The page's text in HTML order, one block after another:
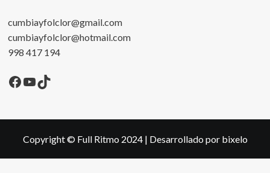
cumbiayfolclor@gmail.com
cumbiayfolclor@hotmail.com
998 417 194
Facebook
YouTube
TikTok
Copyright © Full Ritmo 2024 | Desarrollado por bixelo